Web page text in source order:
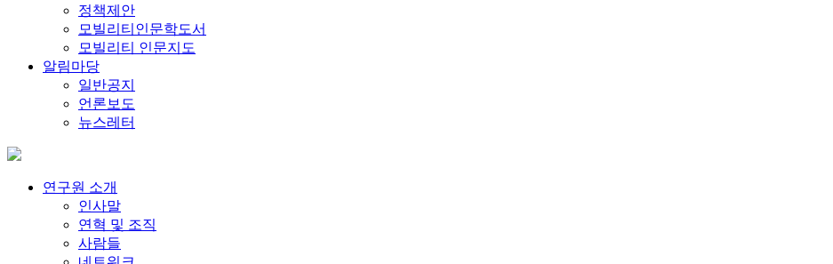
정책제안
모빌리티인문학도서
모빌리티 인문지도
알림마당
일반공지
언론보도
뉴스레터
연구원 소개
인사말
연혁 및 조직
사람들